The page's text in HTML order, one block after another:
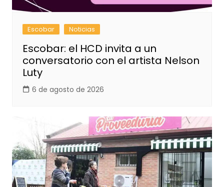
Escobar Noticias
Escobar: el HCD invita a un
conversatorio con el artista Nelson
Luty
6 de agosto de 2026